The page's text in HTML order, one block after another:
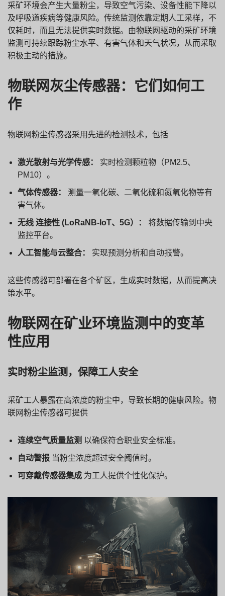
采矿环境会产生大量粉尘，导致空气污染、设备性能下降以
及呼吸道疾病等健康风险。传统监测依靠定期人工采样，不
仅耗时，而且无法提供实时数据。由物联网驱动的采矿环境
监测可持续跟踪粉尘水平、有害气体和天气状况，从而采取
积极主动的措施。
物联网灰尘传感器：它们如何工
作
物联网粉尘传感器采用先进的检测技术，包括
激光散射与光学传感：
实时检测颗粒物（PM2.5、
PM10）。
气体传感器：
测量一氧化碳、二氧化硫和氮氧化物等有
害气体。
无线 连接性 (LoRaNB-IoT、5G）：
将数据传输到中央
监控平台。
人工智能与云整合： 实现预测分析和自动报警。
这些传感器可部署在各个矿区，生成实时数据，从而提高决
策水平。
物联网在矿业环境监测中的变革
性应用
实时粉尘监测，保障工人安全
采矿工人暴露在高浓度的粉尘中，导致长期的健康风险。物
联网粉尘传感器可提供
连续空气质量监测 以确保符合职业安全标准。
自动警报 当粉尘浓度超过安全阈值时。
可穿戴传感器集成 为工人提供个性化保护。